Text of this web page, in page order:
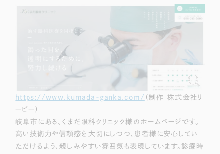
すべて
コーポレート・企業サイト （278件）
https://www.kumada-ganka.com/ （制作：株式会社リ
ーピー）
岐阜市にある、くまだ眼科クリニック様のホームページです。
高い技術力や信頼感を大切にしつつ、患者様に安心してい
ただけるよう、親しみやすい雰囲気も表現しています。診療時